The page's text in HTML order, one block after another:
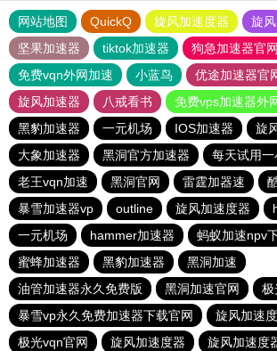
网站地图 QuickQ 旋风加速度器 旋风
坚果加速器
tiktok加速器
狗急加速器官网
免费vqn外网加速
小蓝鸟 优途加速器官
旋风加速器
八戒看书
免费vps加速器外
黑豹加速器
一元机场 IOS加速器
旋
大象加速器
黑洞官方加速器
每天试用
老王vqn加速
黑洞官网 雷霆加器速
暴雪加速器vp
outline 旋风加速度器
一元机场
hammer加速器
蚂蚁加速npv
蜜蜂加速器
黑豹加速器
黑洞加速
油管加速器永久免费版
黑洞加速官网
极
暴雪vp永久免费加速器下载官网
旋风加速
极光vqn官网
旋风加速度器
旋风加速度